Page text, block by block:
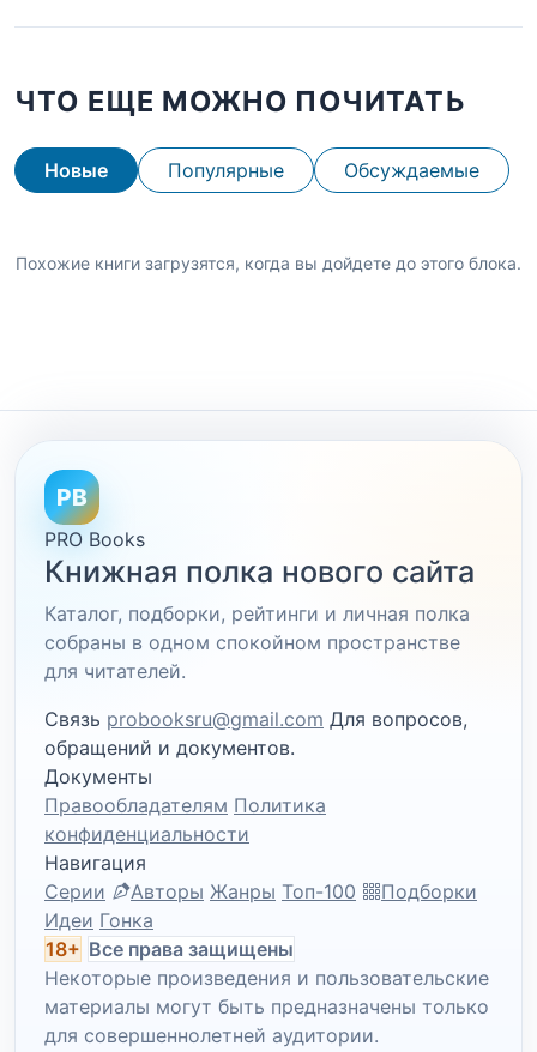
ЧТО ЕЩЕ МОЖНО ПОЧИТАТЬ
Новые Популярные Обсуждаемые
Похожие книги загрузятся, когда вы дойдете до этого блока.
PB
PRO Books
Книжная полка нового сайта
Каталог, подборки, рейтинги и личная полка
собраны в одном спокойном пространстве
для читателей.
Связь probooksru@gmail.com Для вопросов,
обращений и документов.
Документы
Правообладателям Политика
конфиденциальности
Навигация
Серии
Авторы Жанры Топ-100
Подборки
Идеи Гонка
18+ Все права защищены
Некоторые произведения и пользовательские
материалы могут быть предназначены только
для совершеннолетней аудитории.